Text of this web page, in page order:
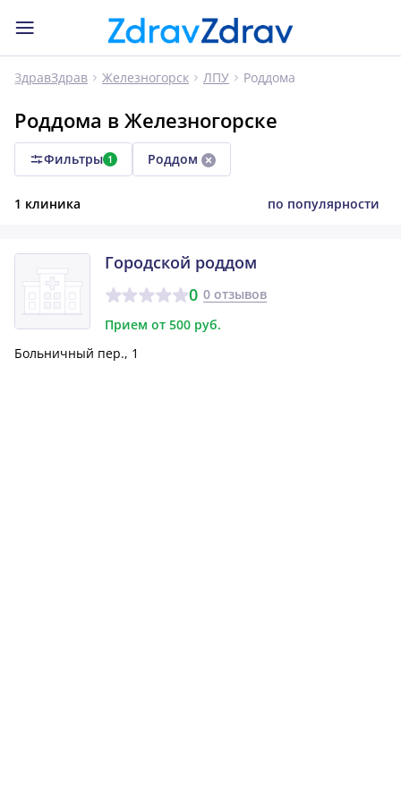
ЗдравЗдрав Железногорск ЛПУ Роддома
Роддома в Железногорске
Фильтры 1 Роддом
1 клиника по популярности
Городской роддом
0 0 отзывов
Прием от 500 руб.
Больничный пер., 1